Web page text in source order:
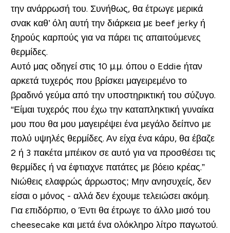
την ανάρρωσή του. Συνήθως, θα έτρωγε μερικά
σνακ καθ’ όλη αυτή την διάρκεια με beef jerky ή
ξηρούς καρπούς για να πάρει τις απαιτούμενες
θερμίδες.
Αυτό μας οδηγεί στις 10 μ.μ. όπου ο Eddie ήταν
αρκετά τυχερός που βρίσκει μαγειρεμένο το
βραδινό γεύμα από την υποστηρικτική του σύζυγο.
“Είμαι τυχερός που έχω την καταπληκτική γυναίκα
μου που θα μου μαγειρέψει ένα μεγάλο δείπνο με
πολύ υψηλές θερμίδες. Αν είχα ένα κάρυ, θα έβαζε
2 ή 3 πακέτα μπέικον σε αυτό για να προσθέσει τις
θερμίδες ή να έφτιαχνε πατάτες με βόειο κρέας.”
Νιώθεις ελαφρώς άρρωστος; Μην ανησυχείς, δεν
είσαι ο μόνος - αλλά δεν έχουμε τελειώσει ακόμη.
Για επιδόρπιο, ο Έντι θα έτρωγε το άλλο μισό του
cheesecake και μετά ένα ολόκληρο λίτρο παγωτού.